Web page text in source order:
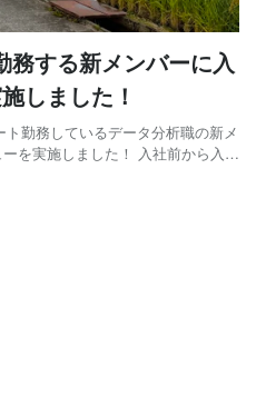
務する新メンバーに入
しました！
勤務しているデータ分析職の新メ
を実施しました！ 入社前から入社
と福田が石川県からナイトレイ